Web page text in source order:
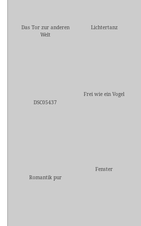
Das Tor zur anderen
Welt
Lichtertanz
DSC05437
Frei wie ein Vogel
Romantik pur
Fenster